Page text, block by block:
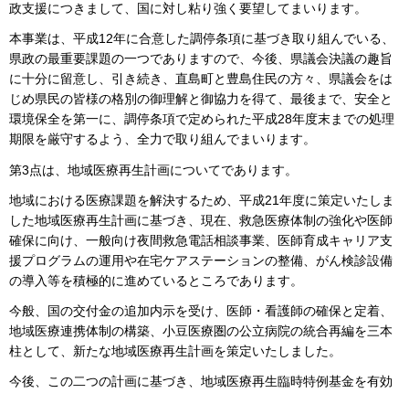
政支援につきまして、国に対し粘り強く要望してまいります。
本事業は、平成12年に合意した調停条項に基づき取り組んでいる、
県政の最重要課題の一つでありますので、今後、県議会決議の趣旨
に十分に留意し、引き続き、直島町と豊島住民の方々、県議会をは
じめ県民の皆様の格別の御理解と御協力を得て、最後まで、安全と
環境保全を第一に、調停条項で定められた平成28年度末までの処理
期限を厳守するよう、全力で取り組んでまいります。
第3点は、地域医療再生計画についてであります。
地域における医療課題を解決するため、平成21年度に策定いたしま
した地域医療再生計画に基づき、現在、救急医療体制の強化や医師
確保に向け、一般向け夜間救急電話相談事業、医師育成キャリア支
援プログラムの運用や在宅ケアステーションの整備、がん検診設備
の導入等を積極的に進めているところであります。
今般、国の交付金の追加内示を受け、医師・看護師の確保と定着、
地域医療連携体制の構築、小豆医療圏の公立病院の統合再編を三本
柱として、新たな地域医療再生計画を策定いたしました。
今後、この二つの計画に基づき、地域医療再生臨時特例基金を有効